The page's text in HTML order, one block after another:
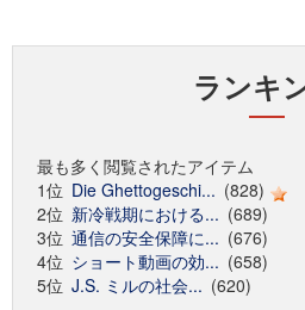
ランキ
最も多く閲覧されたアイテム
1位 Die Ghettogeschi... (828)
2位 新冷戦期における... (689)
3位 通信の安全保障に... (676)
4位 ショート動画の効... (658)
5位 J.S. ミルの社会... (620)